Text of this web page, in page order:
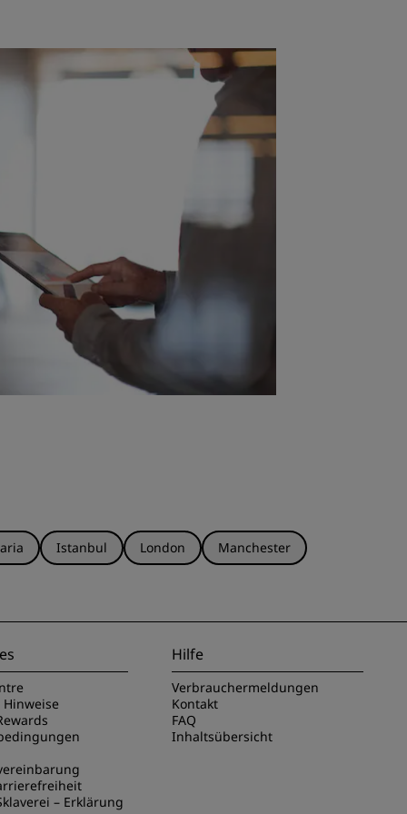
Istanbul London
Manchester
– Erklärung
Hilfe
Verbrauchermeldungen
Kontakt
FAQ
Inhaltsübersicht